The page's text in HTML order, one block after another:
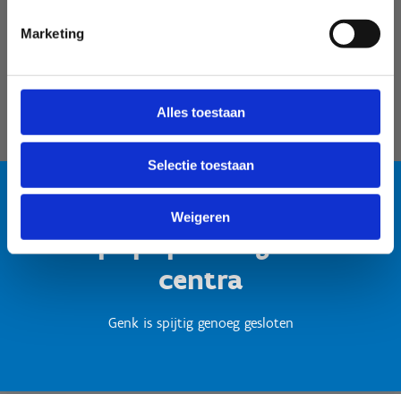
Marketing
Alles toestaan
Selectie toestaan
Weigeren
Test popup titel gesloten
centra
Genk is spijtig genoeg gesloten